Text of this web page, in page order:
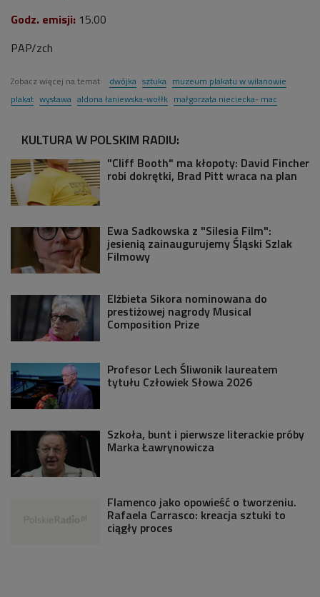
Godz. emisji: 15.00
PAP/zch
Zobacz więcej na temat: dwójka sztuka muzeum plakatu w wilanowie
plakat wystawa aldona łaniewska-wołłk małgorzata nieciecka- mac
KULTURA W POLSKIM RADIU:
"Cliff Booth" ma kłopoty: David Fincher
robi dokrętki, Brad Pitt wraca na plan
Ewa Sadkowska z "Silesia Film":
jesienią zainaugurujemy Śląski Szlak
Filmowy
Elżbieta Sikora nominowana do
prestiżowej nagrody Musical
Composition Prize
Profesor Lech Śliwonik laureatem
tytułu Człowiek Słowa 2026
Szkoła, bunt i pierwsze literackie próby
Marka Ławrynowicza
Flamenco jako opowieść o tworzeniu.
Rafaela Carrasco: kreacja sztuki to
ciągły proces